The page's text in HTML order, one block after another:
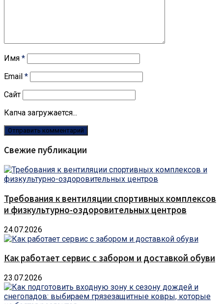
Имя *
Email *
Сайт
Капча загружается...
Свежие публикации
Требования к вентиляции спортивных комплексов
и физкультурно-оздоровительных центров
24.07.2026
Как работает сервис с забором и доставкой обуви
23.07.2026